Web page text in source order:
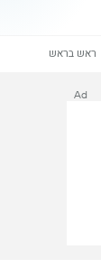
ראש בראש
Ad